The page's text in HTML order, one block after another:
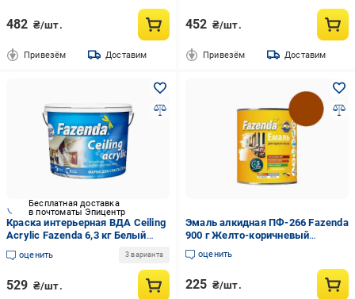
482 ₴/шт.
Привезём Доставим
452 ₴/шт.
Привезём Доставим
Бесплатная доставка
в почтоматы Эпицентр
Краска интерьерная ВДА Ceiling
Acrylic Fazenda 6,3 кг Белый
(1019228)
оценить 3 варианта
529 ₴/шт.
Эмаль алкидная ПФ-266 Fazenda
900 г Желто-коричневый
(960458)
оценить
225 ₴/шт.